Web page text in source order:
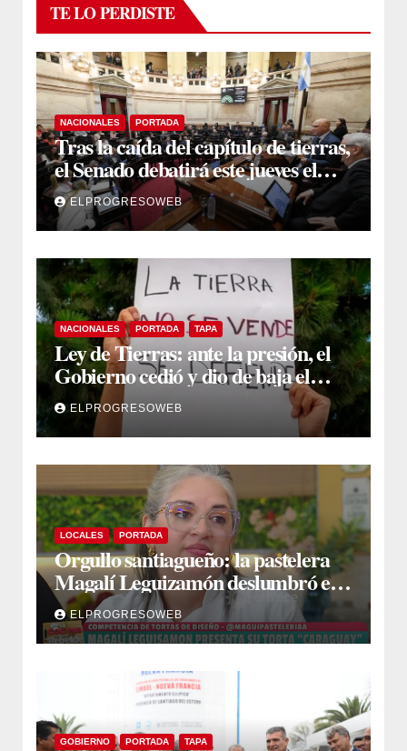
TE LO PERDISTE
NACIONALES PORTADA
Tras la caída del capítulo de tierras,
el Senado debatirá este jueves el
proyecto sobre propiedad privada
ELPROGRESOWEB
NACIONALES PORTADA TAPA
Ley de Tierras: ante la presión, el
Gobierno cedió y dio de baja el
capítulo de la polémica
ELPROGRESOWEB
LOCALES PORTADA
Orgullo santiagueño: la pastelera
Magalí Leguizamón deslumbró en
Canal 13 con su torta “Caraguay” y
ganó la competencia
ELPROGRESOWEB
GOBIERNO PORTADA TAPA